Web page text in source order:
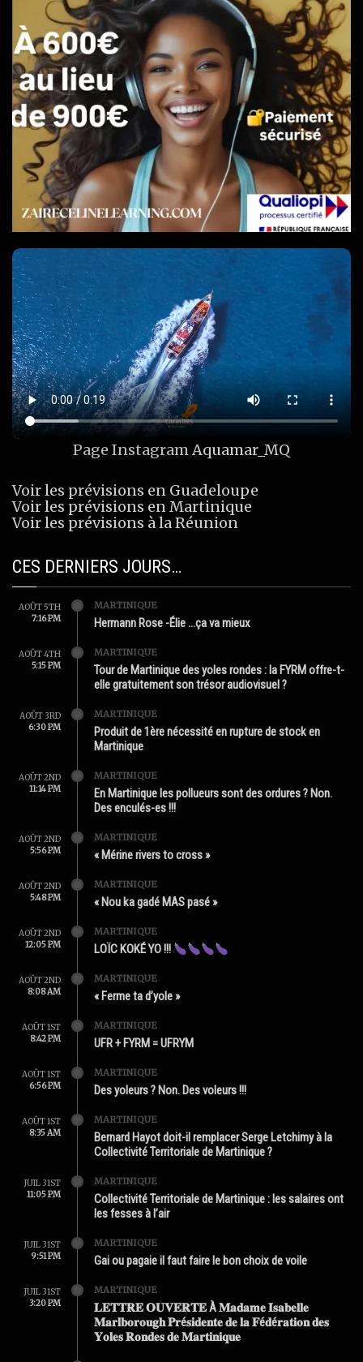
Page InstagramAquamar_MQ
Voir les prévisions en Guadeloupe
Voir les prévisions en Martinique
Voir les prévisions à la Réunion
CES DERNIERS JOURS…
AOÛT 5TH
7:16 PM
MARTINIQUE
Hermann Rose -Élie …ça va mieux
AOÛT 4TH
5:15 PM
MARTINIQUE
Tour de Martinique des yoles rondes : la FYRM offre-t-
elle gratuitement son trésor audiovisuel ?
AOÛT 3RD
6:30 PM
MARTINIQUE
Produit de 1ère nécessité en rupture de stock en
Martinique
AOÛT 2ND
11:14 PM
MARTINIQUE
En Martinique les pollueurs sont des ordures ? Non.
Des enculés-es !!!
AOÛT 2ND
5:56 PM
MARTINIQUE
« Mérine rivers to cross »
AOÛT 2ND
5:48 PM
MARTINIQUE
« Nou ka gadé MAS pasé »
AOÛT 2ND
12:05 PM
MARTINIQUE
LOÏC KOKÉ YO !!!
AOÛT 2ND
8:08 AM
MARTINIQUE
« Ferme ta d’yole »
AOÛT 1ST
8:42 PM
MARTINIQUE
UFR + FYRM = UFRYM
AOÛT 1ST
6:56 PM
MARTINIQUE
Des yoleurs ? Non. Des voleurs !!!
AOÛT 1ST
8:35 AM
MARTINIQUE
Bernard Hayot doit-il remplacer Serge Letchimy à la
Collectivité Territoriale de Martinique ?
JUIL 31ST
11:05 PM
MARTINIQUE
Collectivité Territoriale de Martinique : les salaires ont
les fesses à l’air
JUIL 31ST
9:51 PM
MARTINIQUE
Gai ou pagaie il faut faire le bon choix de voile
JUIL 31ST
3:20 PM
MARTINIQUE
𝐋𝐄𝐓𝐓𝐑𝐄 𝐎𝐔𝐕𝐄𝐑𝐓𝐄 À 𝐌𝐚𝐝𝐚𝐦𝐞 𝐈𝐬𝐚𝐛𝐞𝐥𝐥𝐞
𝐌𝐚𝐫𝐥𝐛𝐨𝐫𝐨𝐮𝐠𝐡 𝐏𝐫é𝐬𝐢𝐝𝐞𝐧𝐭𝐞 𝐝𝐞 𝐥𝐚 𝐅é𝐝é𝐫𝐚𝐭𝐢𝐨𝐧 𝐝𝐞𝐬
𝐘𝐨𝐥𝐞𝐬 𝐑𝐨𝐧𝐝𝐞𝐬 𝐝𝐞 𝐌𝐚𝐫𝐭𝐢𝐧𝐢𝐪𝐮𝐞